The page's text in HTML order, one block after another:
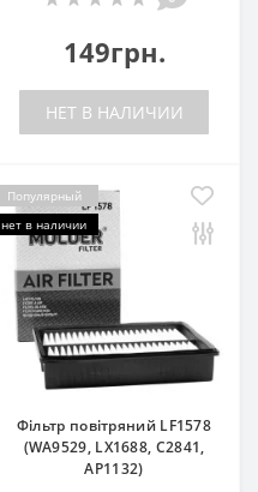
149грн.
НЕТ В НАЛИЧИИ
Популярный
нет в наличии
Фільтр повітряний LF1578
(WA9529, LX1688, C2841,
AP1132)